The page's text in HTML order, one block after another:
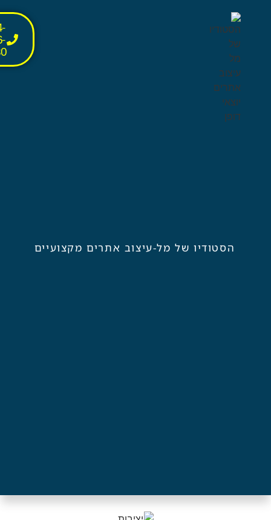
הסטודיו של מל-עיצוב אתרים מקצועיים